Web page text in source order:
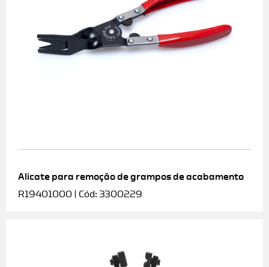
Alicate para remoção de grampos de acabamento
R19401000 | Cód: 3300229